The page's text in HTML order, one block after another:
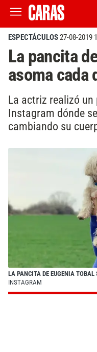
ESPECTÁCULOS27-08-2019
La pancita
asoma cada
La actriz realizó un
Instagram dónde
cambiando su
LA PANCITA DE EUGENIA
INSTAGRAM